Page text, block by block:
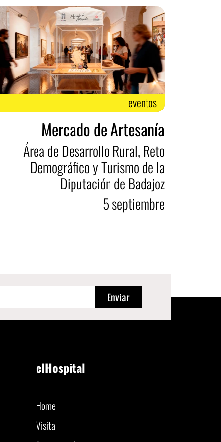
eventos
Mercado de Artesanía
Área de Desarrollo Rural, Reto
Demográfico y Turismo de la
Diputación de Badajoz
5septiembre
Enviar
elHospital
Home
Visita